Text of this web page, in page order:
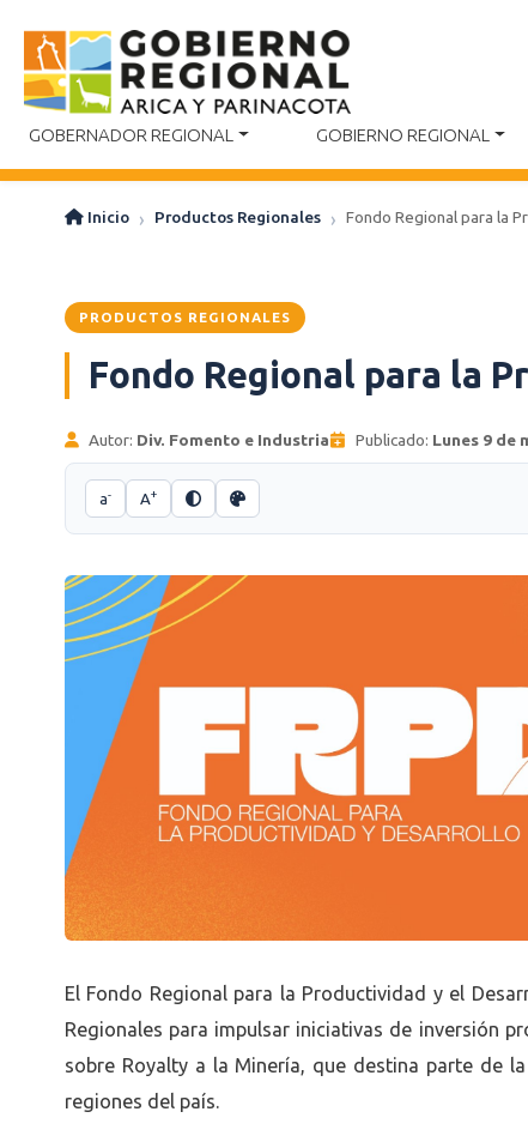
GOBERNADOR REGIONAL GOBIERNO REGIONAL
Inicio Productos Regionales Fondo Regional para la
PRODUCTOS REGIONALES
Fondo Regional para la
Autor: Div. Fomento e Industria Publicado: Lunes 9 de
a- A+
El Fondo Regional para la Productividad y el
Regionales para impulsar iniciativas de inversión
sobre Royalty a la Minería, que destina parte de
regiones del país.